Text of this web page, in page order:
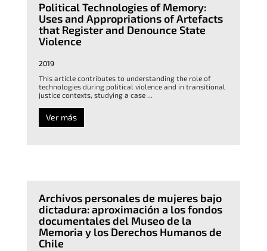
Political Technologies of Memory:
Uses and Appropriations of Artefacts
that Register and Denounce State
Violence
2019
This article contributes to understanding the role of
technologies during political violence and in transitional
justice contexts, studying a case ...
Ver más
Archivos personales de mujeres bajo
dictadura: aproximación a los fondos
documentales del Museo de la
Memoria y los Derechos Humanos de
Chile